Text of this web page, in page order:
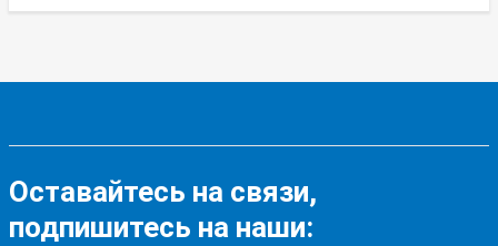
Оставайтесь на связи,
подпишитесь на наши: